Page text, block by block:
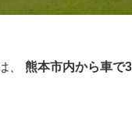
、 熊本市内から車で